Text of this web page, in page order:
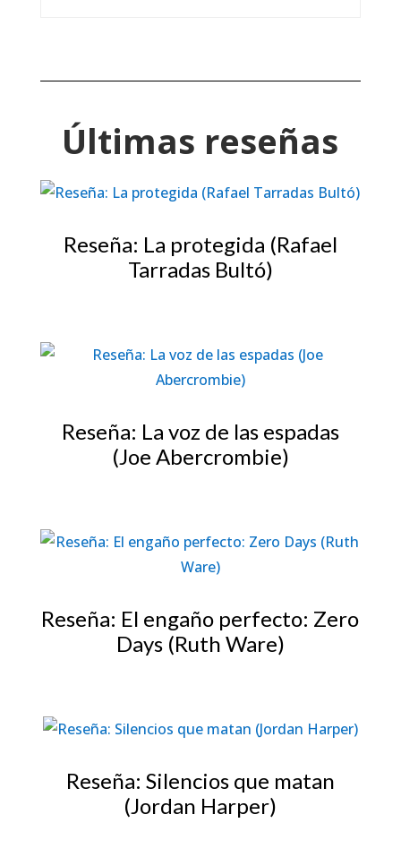
Últimas reseñas
Reseña: La protegida (Rafael
Tarradas Bultó)
Reseña: La voz de las espadas
(Joe Abercrombie)
Reseña: El engaño perfecto: Zero
Days (Ruth Ware)
Reseña: Silencios que matan
(Jordan Harper)